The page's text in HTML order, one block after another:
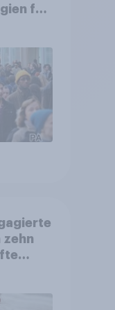
für
zehn